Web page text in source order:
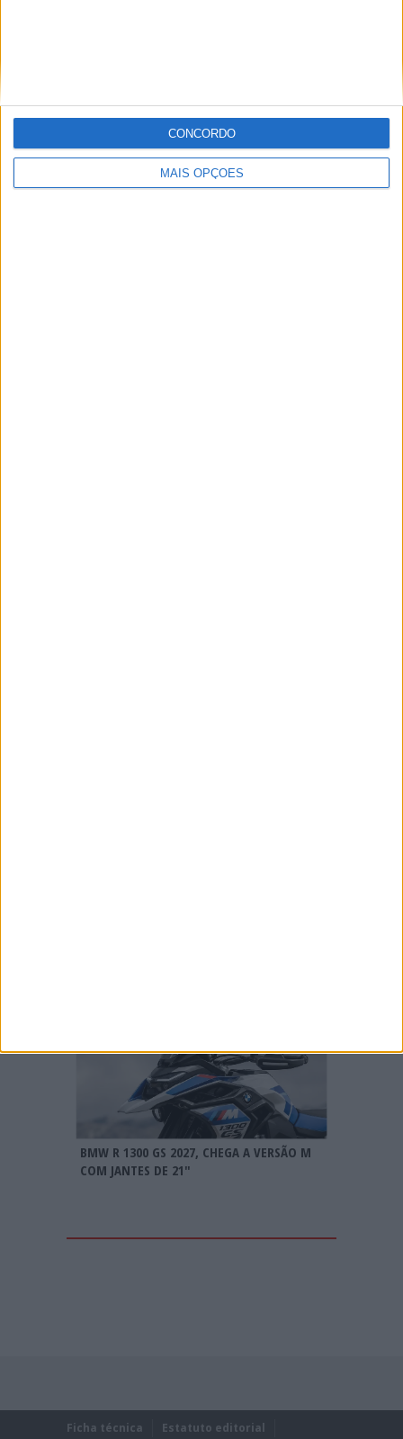
MAIS OPÇÕES
CONCORDO
BMW R 1300 GS 2027, CHEGA A VERSÃO M
COM JANTES DE 21″
Ficha técnica Estatuto editorial